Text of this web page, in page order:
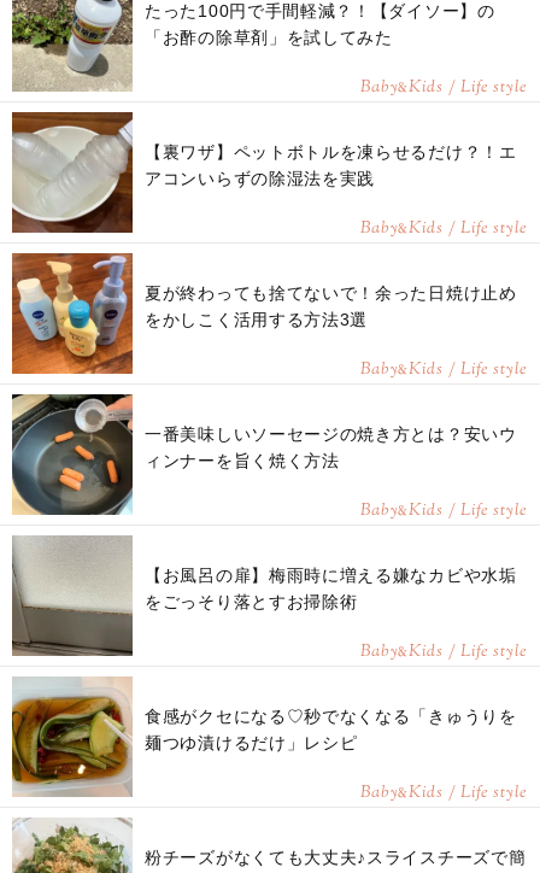
たった100円で手間軽減？！【ダイソー】の
「お酢の除草剤」を試してみた
Baby&Kids / Life style
【裏ワザ】ペットボトルを凍らせるだけ？！エ
アコンいらずの除湿法を実践
Baby&Kids / Life style
夏が終わっても捨てないで！余った日焼け止め
をかしこく活用する方法3選
Baby&Kids / Life style
一番美味しいソーセージの焼き方とは？安いウ
ィンナーを旨く焼く方法
Baby&Kids / Life style
【お風呂の扉】梅雨時に増える嫌なカビや水垢
をごっそり落とすお掃除術
Baby&Kids / Life style
食感がクセになる♡秒でなくなる「きゅうりを
麺つゆ漬けるだけ」レシピ
Baby&Kids / Life style
粉チーズがなくても大丈夫♪スライスチーズで簡